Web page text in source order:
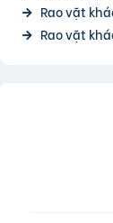
Rao vặt
Rao vặt